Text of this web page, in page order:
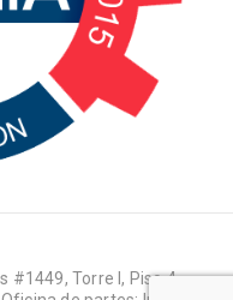
#1449, Torre I, Piso 4,